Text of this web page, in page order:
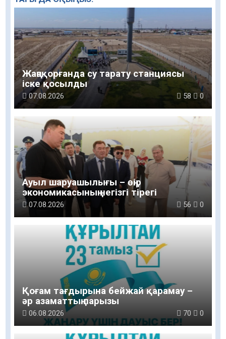
Жаңақорғанда су тарату станциясы
іске қосылды
07.08.2026 58 0
Ауыл шаруашылығы – өңір
экономикасының негізгі тірегі
07.08.2026 56 0
Қоғам тағдырына бейжай қарамау –
әр азаматтың парызы
06.08.2026 70 0